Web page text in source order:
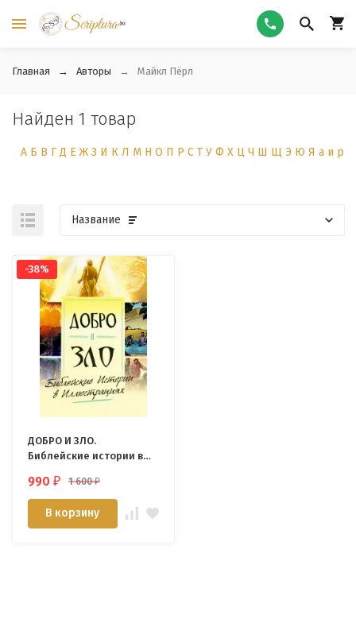
Главная Авторы Майкл Пёрл
Найден 1 товар
А Б В Г Д Е Ж З И К Л М Н О П Р С Т У Ф Х Ц Ч Ш Щ Э Ю Я а и р
Название
-38%
ДОБРО И ЗЛО.
Библейские истории в
Пёрл
990₽ 1 600₽
В корзину